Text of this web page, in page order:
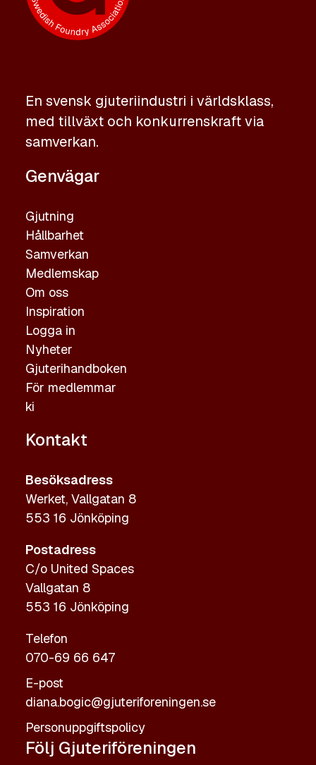
En svensk gjuteriindustri i världsklass,
med tillväxt och konkurrenskraft via
samverkan.
Genvägar
Gjutning
Hållbarhet
Samverkan
Medlemskap
Om oss
Inspiration
Logga in
Nyheter
Gjuterihandboken
För medlemmar
ki
Kontakt
Besöksadress
Werket, Vallgatan 8
553 16 Jönköping
Postadress
C/o United Spaces
Vallgatan 8
553 16 Jönköping
Telefon
070-69 66 647
E-post
diana.bogic@gjuteriforeningen.se
Personuppgiftspolicy
Följ Gjuteriföreningen